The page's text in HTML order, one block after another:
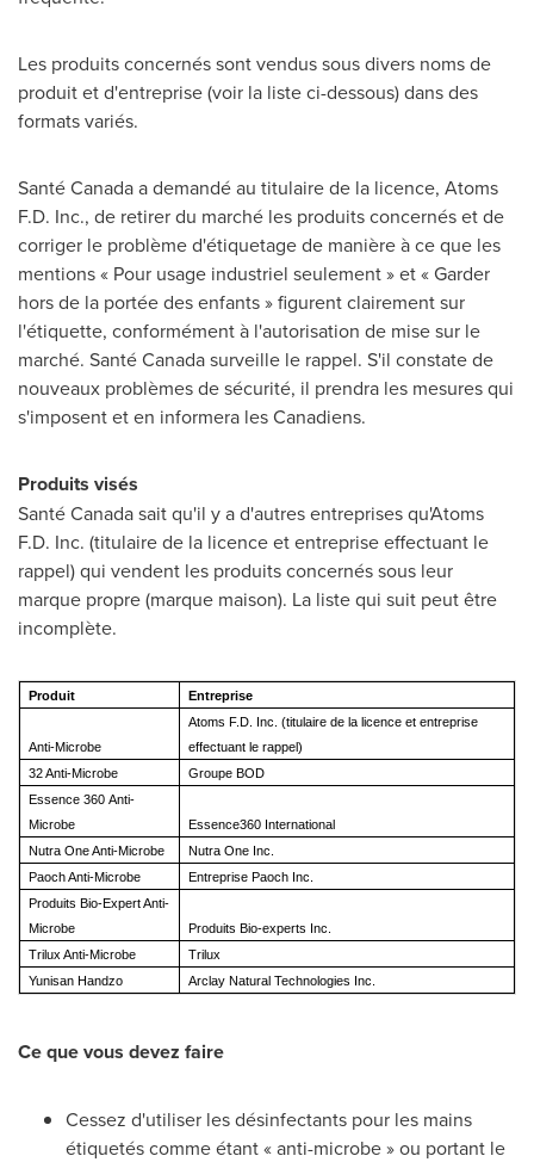
Les produits concernés sont vendus sous divers noms de
produit et d'entreprise (voir la liste ci-dessous) dans des
formats variés.
Santé Canada a demandé au titulaire de la licence, Atoms
F.D. Inc., de retirer du marché les produits concernés et de
corriger le problème d'étiquetage de manière à ce que les
mentions « Pour usage industriel seulement » et « Garder
hors de la portée des enfants » figurent clairement sur
l'étiquette, conformément à l'autorisation de mise sur le
marché. SantéCanadasurveille le rappel. S'il constate de
nouveaux problèmes de sécurité, il prendra les mesures qui
s'imposent et en informera les Canadiens.
Produits visés
Santé Canada sait qu'il y a d'autres entreprises qu'Atoms
F.D. Inc. (titulaire de la licence et entreprise effectuant le
rappel) qui vendent les produits concernés sous leur
marque propre (marque maison). La liste qui suit peut être
incomplète.
Produit Entreprise
Anti-Microbe
Atoms F.D. Inc. (titulaire de la licence et entreprise
effectuant le rappel)
32 Anti-Microbe
Groupe BOD
Essence 360 Anti-
Microbe
Essence360 International
Nutra One Anti-Microbe
Nutra One Inc.
Paoch Anti-Microbe
Entreprise Paoch Inc.
Produits Bio-Expert Anti-
Microbe
Produits Bio-experts Inc.
Trilux Anti-Microbe
Trilux
Yunisan Handzo
Arclay Natural Technologies Inc.
Ce que vous devez faire
Cessez d'utiliser les désinfectants pour les mains
étiquetés comme étant « anti-microbe » ou portant le